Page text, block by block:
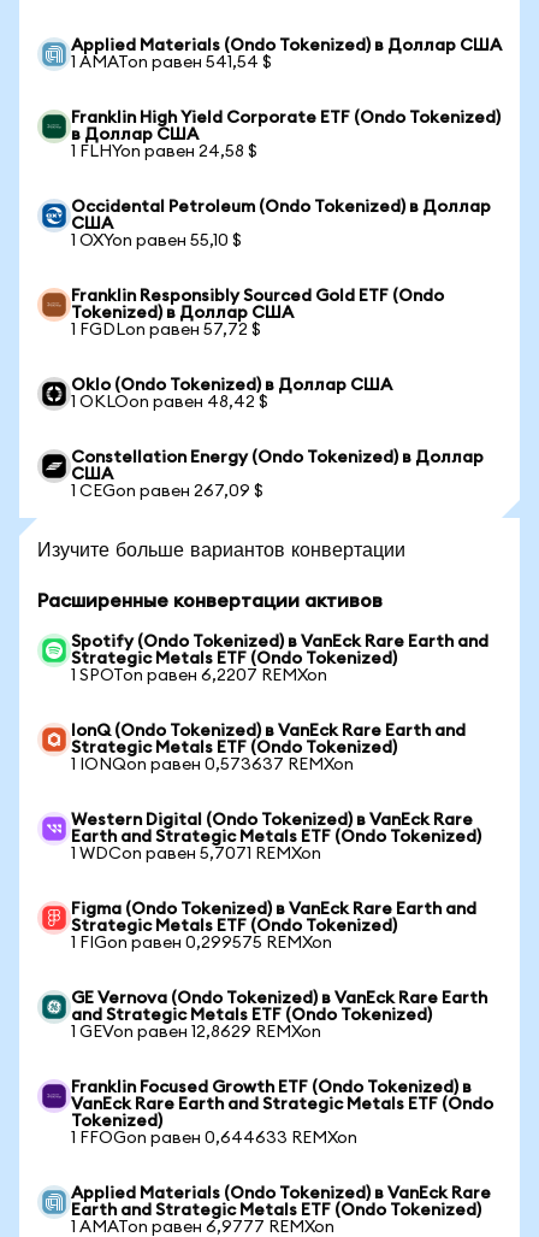
Applied Materials (Ondo Tokenized) в Доллар США
1 AMATon равен 541,54 $
Franklin High Yield Corporate ETF (Ondo Tokenized)
в Доллар США
1 FLHYon равен 24,58 $
Occidental Petroleum (Ondo Tokenized) в Доллар
США
1 OXYon равен 55,10 $
Franklin Responsibly Sourced Gold ETF (Ondo
Tokenized) в Доллар США
1 FGDLon равен 57,72 $
Oklo (Ondo Tokenized) в Доллар США
1 OKLOon равен 48,42 $
Constellation Energy (Ondo Tokenized) в Доллар
США
1 CEGon равен 267,09 $
Изучите больше вариантов конвертации
Расширенные конвертации активов
Spotify (Ondo Tokenized) в VanEck Rare Earth and
Strategic Metals ETF (Ondo Tokenized)
1 SPOTon равен 6,2207 REMXon
IonQ (Ondo Tokenized) в VanEck Rare Earth and
Strategic Metals ETF (Ondo Tokenized)
1 IONQon равен 0,573637 REMXon
Western Digital (Ondo Tokenized) в VanEck Rare
Earth and Strategic Metals ETF (Ondo Tokenized)
1 WDCon равен 5,7071 REMXon
Figma (Ondo Tokenized) в VanEck Rare Earth and
Strategic Metals ETF (Ondo Tokenized)
1 FIGon равен 0,299575 REMXon
GE Vernova (Ondo Tokenized) в VanEck Rare Earth
and Strategic Metals ETF (Ondo Tokenized)
1 GEVon равен 12,8629 REMXon
Franklin Focused Growth ETF (Ondo Tokenized) в
VanEck Rare Earth and Strategic Metals ETF (Ondo
Tokenized)
1 FFOGon равен 0,644633 REMXon
Applied Materials (Ondo Tokenized) в VanEck Rare
Earth and Strategic Metals ETF (Ondo Tokenized)
1 AMATon равен 6,9777 REMXon